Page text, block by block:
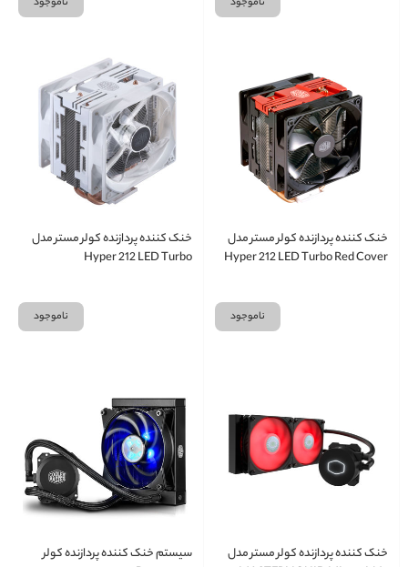
خنک کننده پردازنده کولر مستر مدل
Hyper 212 LED Turbo Red Cover
ناموجود
خنک کننده پردازنده کولر مستر مدل
Hyper 212 LED Turbo
ناموجود
خنک کننده پردازنده کولر مستر مدل
سیستم خنک کننده پردازنده کولر